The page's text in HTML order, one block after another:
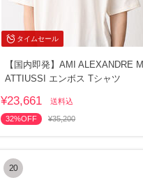
タイムセール
【国内即発】AMI ALEXANDRE M
ATTIUSSI エンボス Tシャツ
¥23,661 送料込
32%OFF ¥35,200
20